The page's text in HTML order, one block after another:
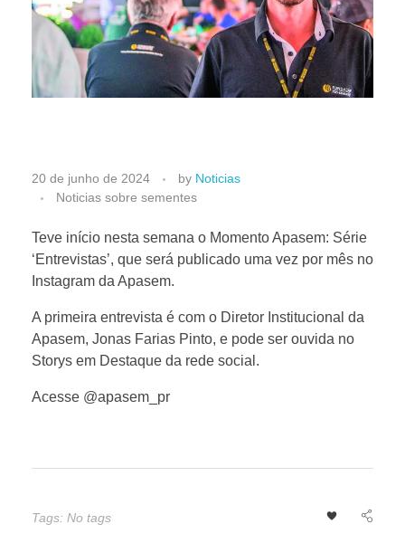
M
o
m
e
n
o
A
20 de junho de 2024 by Noticias
Noticias sobre sementes
Teve início nesta semana o Momento Apasem: Série
‘Entrevistas’, que será publicado uma vez por mês no
Instagram da Apasem.
A primeira entrevista é com o Diretor Institucional da
Apasem, Jonas Farias Pinto, e pode ser ouvida no
Storys em Destaque da rede social.
Acesse @apasem_pr
Tags: No tags